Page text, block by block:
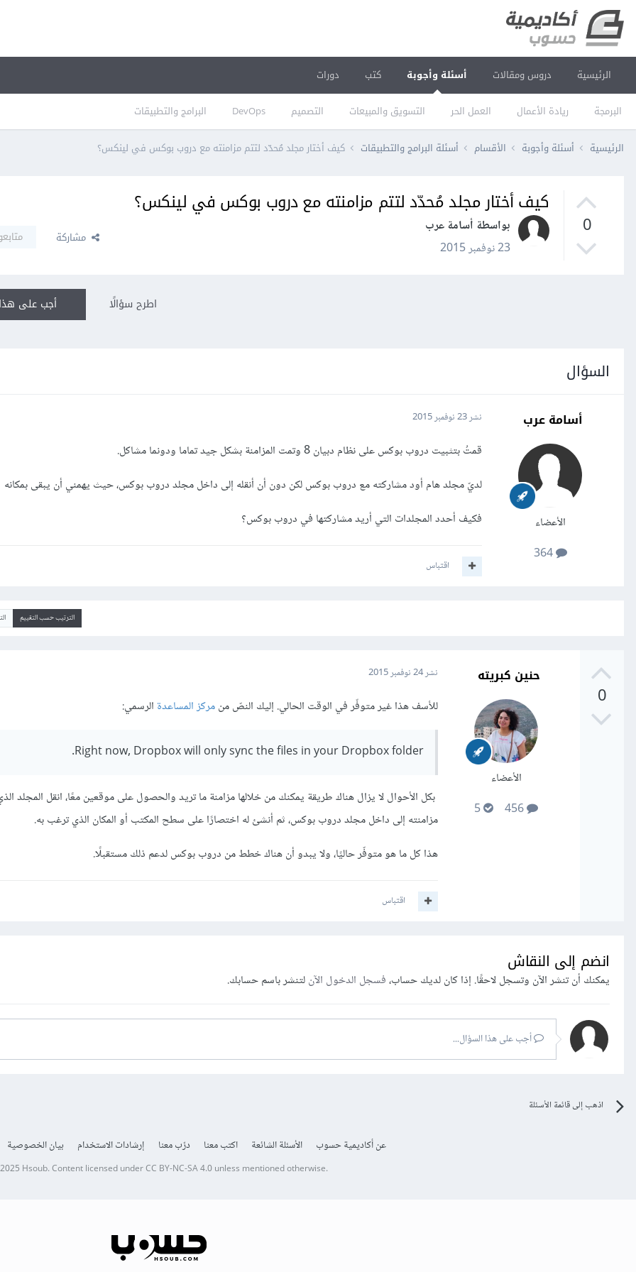
الرئيسية دروس ومقالات أسئلة وأجوبة
البرمجة ريادة الأعمال العمل الحر التسويق والمبيعات التصميم DevOps البرامج والتطبيقات
كتب دورات
الرئيسية أسئلة وأجوبة الأقسام أسئلة البرامج والتطبيقات كيف أختار مجلد مُحدّد لتتم مزامنته مع دروب بوكس في لينكس؟
0
كيف أختار مجلد مُحدّد لتتم مزامنته مع دروب بوكس في لينكس؟
بواسطة أسامة عرب
23 نوفمبر 2015
مشاركة
أجب على اطرح سؤالًا
السؤال
أسامة عرب
الأعضاء
364
نشر23 نوفمبر 2015
قمتُ بتثبيت دروب بوكس على نظام دبيان 8 وتمت المزامنة بشكل جيد تماما ودونما مشاكل.
لديّ مجلد هام أود مشاركته مع دروب بوكس لكن دون أن أنقله إلى داخل مجلد دروب بوكس، حيث يهمني أن يبقى بمكانه
فكيف أحدد المجلدات التي أريد مشاركتها في دروب بوكس؟
اقتباس
الترتيب حسب التقييم
0
حنين كبريته
الأعضاء
نشر24 نوفمبر 2015
للأسف هذا غير متوفّر في الوقت الحالي. إليك النصّ منمركز المساعدة الرسمي:
Right now, Dropbox will only sync the files in your Dropbox folder.
بكل الأحوال لا يزال هناك طريقة يمكنك من خلالها مزامنة ما تريد والحصول على موقعين معًا، انقل المجلد
مزامنته إلى داخل مجلد دروب بوكس، ثم أنشئ له اختصارًا على سطح المكتب أو المكان الذي ترغب به.
هذا كل ما هو متوفّر حاليًا، ولا يبدو أن هناك خطط من دروب بوكس لدعم ذلك مستقبلًا.
اقتباس
انضم إلى النقاش
يمكنك أن تنشر الآن وتسجل لاحقًا. إذا كان لديك حساب،فسجل الدخول الآنلتنشر باسم حسابك.
أجب على هذا السؤال...
اذهب إلى قائمة الأسئلة
عن أكاديمية حسوب الأسئلة الشائعة اكتب معنا درّب معنا إرشادات الاستخدام بيان الخصوصية
Hsoub.Content licensed underCC BY-NC-SA 4.0unless mentioned otherwise.